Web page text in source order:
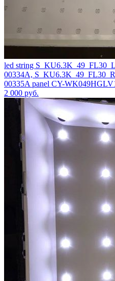
led string
00334A,
00335A panel CY-
2 000 руб.